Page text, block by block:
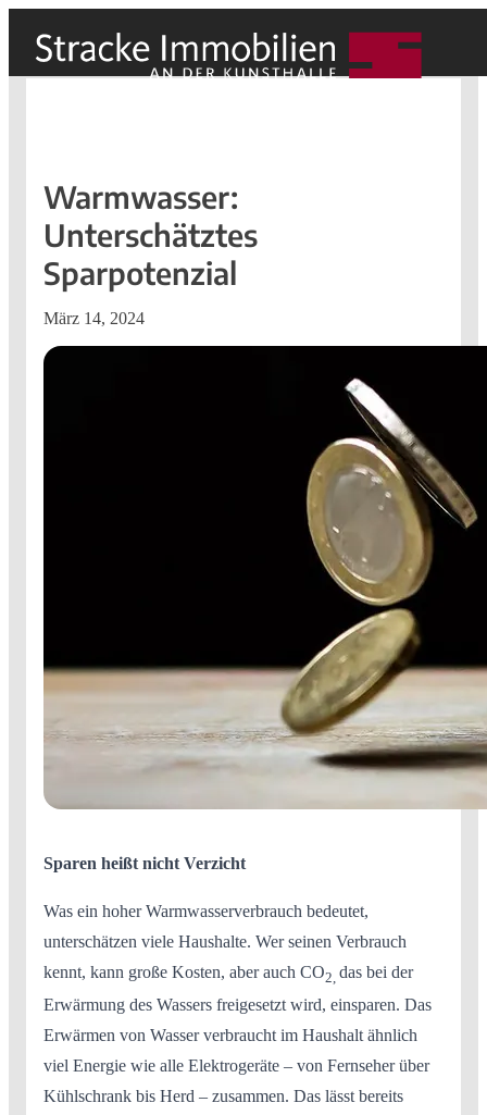
Warmwasser:
Unterschätztes
Sparpotenzial
März 14, 2024
Sparen heißt nicht Verzicht
Was ein hoher Warmwasserverbrauch bedeutet,
unterschätzen viele Haushalte. Wer seinen Verbrauch
kennt, kann große Kosten, aber auch CO2, das bei der
Erwärmung des Wassers freigesetzt wird, einsparen. Das
Erwärmen von Wasser verbraucht im Haushalt ähnlich
viel Energie wie alle Elektrogeräte – von Fernseher über
Kühlschrank bis Herd – zusammen. Das lässt bereits